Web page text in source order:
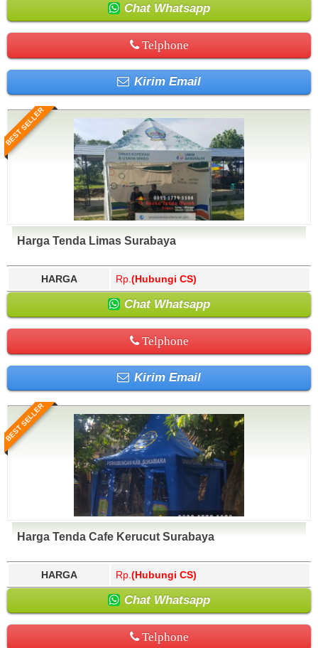
Chat Whatsapp
Telphone
Kirim Email
BEST SELLER
Harga Tenda Limas Surabaya
HARGA Rp. (Hubungi CS)
Chat Whatsapp
Telphone
Kirim Email
BEST SELLER
Harga Tenda Cafe Kerucut Surabaya
HARGA Rp. (Hubungi CS)
Chat Whatsapp
Telphone